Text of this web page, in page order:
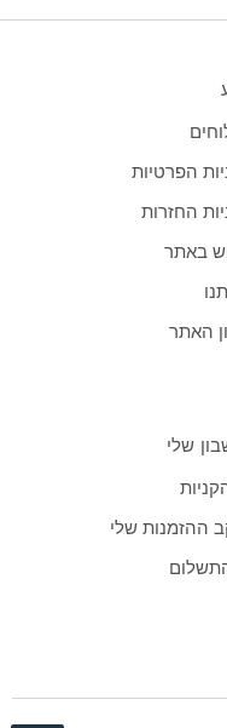
הפרטיות
החזרות
באתר
האתר
שלי
ההזמנות שלי